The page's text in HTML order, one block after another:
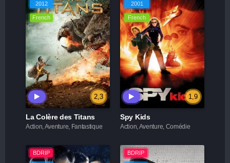
2012
French
2,3
La Colère des Titans
Action, Aventure, Fantastique
2001
French
1,9
Spy Kids
Action, Aventure, Comédie
BDRIP BDRIP